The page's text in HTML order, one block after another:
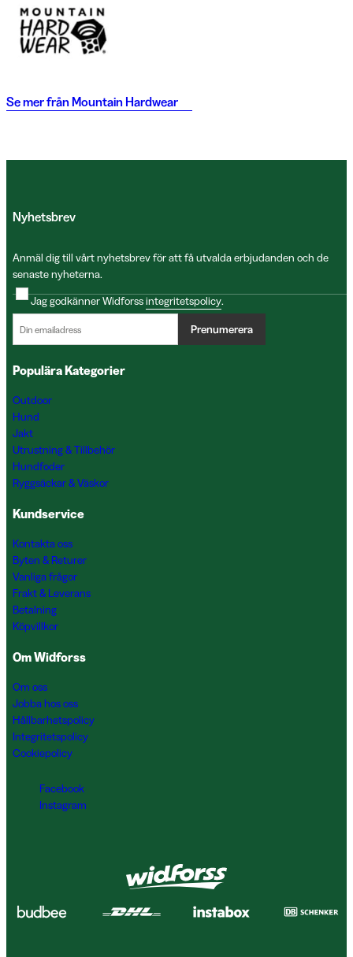
Se mer från Mountain Hardwear
Nyhetsbrev
Anmäl dig till vårt nyhetsbrev för att få utvalda erbjudanden och de
senaste nyheterna.
Jag godkänner Widforssintegritetspolicy.
Prenumerera
Populära Kategorier
Outdoor
Hund
Jakt
Utrustning & Tillbehör
Hundfoder
Ryggsäckar & Väskor
Kundservice
Kontakta oss
Byten & Returer
Vanliga frågor
Frakt & Leverans
Betalning
Köpvillkor
Om Widforss
Om oss
Jobba hos oss
Hållbarhetspolicy
Integritetspolicy
Cookiepolicy
Facebook
Instagram